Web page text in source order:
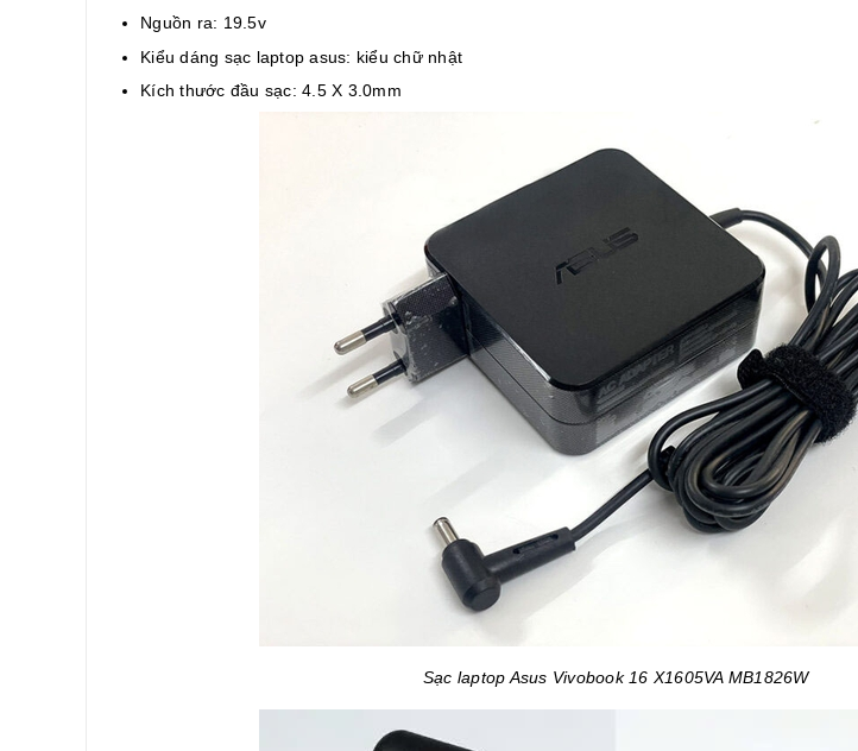
Nguồn ra: 19.5v
Kiểu dáng sạc laptop asus: kiểu chữ nhật
Kích thước đầu sạc: 4.5 X 3.0mm
Sạc laptop Asus Vivobook 16 X1605VA MB1826W